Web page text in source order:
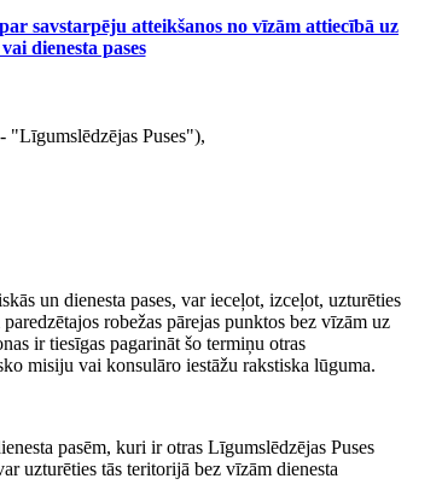
savstarpēju atteikšanos no vīzām attiecībā uz
dienesta pases
"Līgumslēdzējas Puses"),
un dienesta pases, var ieceļot, izceļot, uzturēties
robežas pārejas punktos bez vīzām uz
ir tiesīgas pagarināt šo termiņu otras
misiju vai konsulāro iestāžu rakstiska lūguma.
pasēm, kuri ir otras Līgumslēdzējas Puses
uzturēties tās teritorijā bez vīzām dienesta